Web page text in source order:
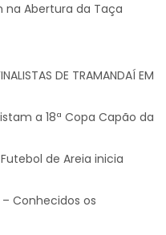
na Abertura da Taça
DE TRAMANDAÍ EM
a 18ª Copa Capão da
de Areia inicia
– Conhecidos os